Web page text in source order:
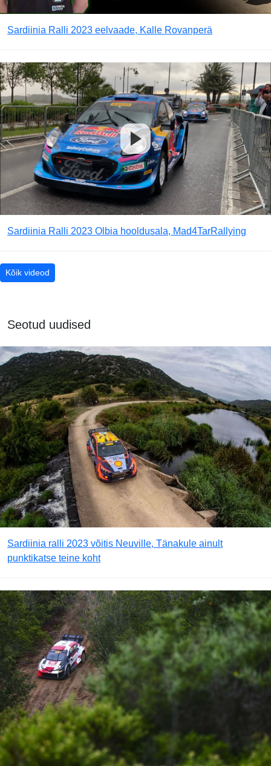
Sardiinia Ralli 2023 eelvaade, Kalle Rovanperä
Sardiinia Ralli 2023 Olbia hooldusala, Mad4TarRallying
Kõik videod
Seotud uudised
Sardiinia ralli 2023 võitis Neuville, Tänakule ainult
punktikatse teine koht